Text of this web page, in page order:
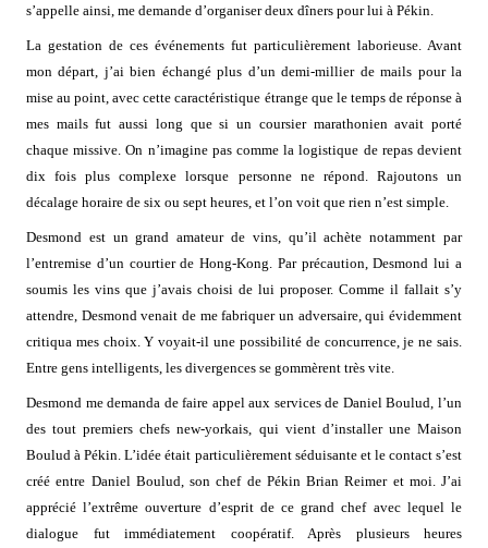
s’appelle ainsi, me demande d’organiser deux dîners pour lui à Pékin.
La gestation de ces événements fut particulièrement laborieuse. Avant
mon départ, j’ai bien échangé plus d’un demi-millier de mails pour la
mise au point, avec cette caractéristique étrange que le temps de réponse à
mes mails fut aussi long que si un coursier marathonien avait porté
chaque missive. On n’imagine pas comme la logistique de repas devient
dix fois plus complexe lorsque personne ne répond. Rajoutons un
décalage horaire de six ou sept heures, et l’on voit que rien n’est simple.
Desmond est un grand amateur de vins, qu’il achète notamment par
l’entremise d’un courtier de Hong-Kong. Par précaution, Desmond lui a
soumis les vins que j’avais choisi de lui proposer. Comme il fallait s’y
attendre, Desmond venait de me fabriquer un adversaire, qui évidemment
critiqua mes choix. Y voyait-il une possibilité de concurrence, je ne sais.
Entre gens intelligents, les divergences se gommèrent très vite.
Desmond me demanda de faire appel aux services de Daniel Boulud, l’un
des tout premiers chefs new-yorkais, qui vient d’installer une Maison
Boulud à Pékin. L’idée était particulièrement séduisante et le contact s’est
créé entre Daniel Boulud, son chef de Pékin Brian Reimer et moi. J’ai
apprécié l’extrême ouverture d’esprit de ce grand chef avec lequel le
dialogue fut immédiatement coopératif. Après plusieurs heures